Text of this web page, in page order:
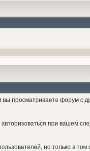
просматриваете форум с
при
но только в